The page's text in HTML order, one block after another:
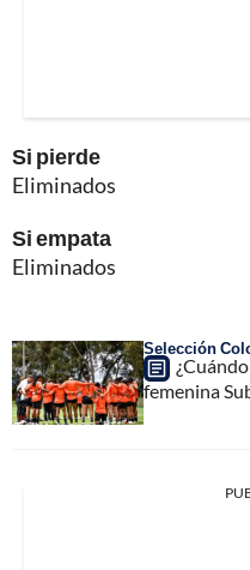
Si pierde
Eliminados
Si empata
Eliminados
Selección
femenina